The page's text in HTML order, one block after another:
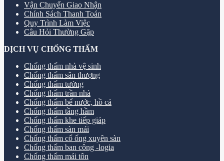
Vận Chuyển Giao Nhận
Chính Sách Thanh Toán
Quy Trình Làm Việc
Câu Hỏi Thường Gặp
DỊCH VỤ CHỐNG THẤM
Chống thấm nhà vệ sinh
Chống thấm sân thượng
Chống thấm tường
Chống thấm trần nhà
Chống thấm bể nước, hồ cá
Chống thấm tầng hầm
Chống thấm khe tiếp giáp
Chống thấm sàn mái
Chống thấm cổ ống xuyên sàn
Chống thấm ban công -logia
Chống thấm mái tôn